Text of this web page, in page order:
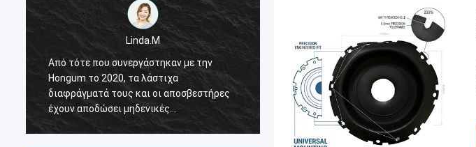
Linda.M
Από τότε που συνεργάστηκαν με την
Hongum το 2020, τα λάστιχα
διαφράγματά τους και οι αποσβεστήρες
έχουν αποδώσει μηδενικές
αποτυχίες.διασφάλιση αδιάλειπτης
Linda.M
Από τότε που συνεργάστηκαν με την
Hongum το 2020, τα λάστιχα
διαφράγματά τους και οι αποσβεστήρες
έχουν αποδώσει μηδενικές
αποτυχίες.διασφάλιση αδιάλειπτης
λειτουργίας των γερανούχων λιμένων